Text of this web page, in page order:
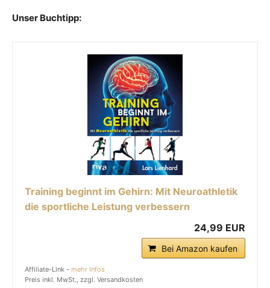
Unser Buchtipp:
Training beginnt im Gehirn: Mit Neuroathletik
die sportliche Leistung verbessern
24,99 EUR
Bei Amazon kaufen
Affiliate-Link - mehr Infos
Preis inkl. MwSt., zzgl. Versandkosten